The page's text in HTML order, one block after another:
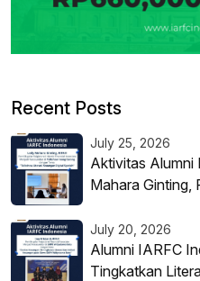
Recent Posts
July 25, 2026
Aktivitas Alumni
Mahara Ginting,
July 20, 2026
Alumni IARFC
Tingkatkan